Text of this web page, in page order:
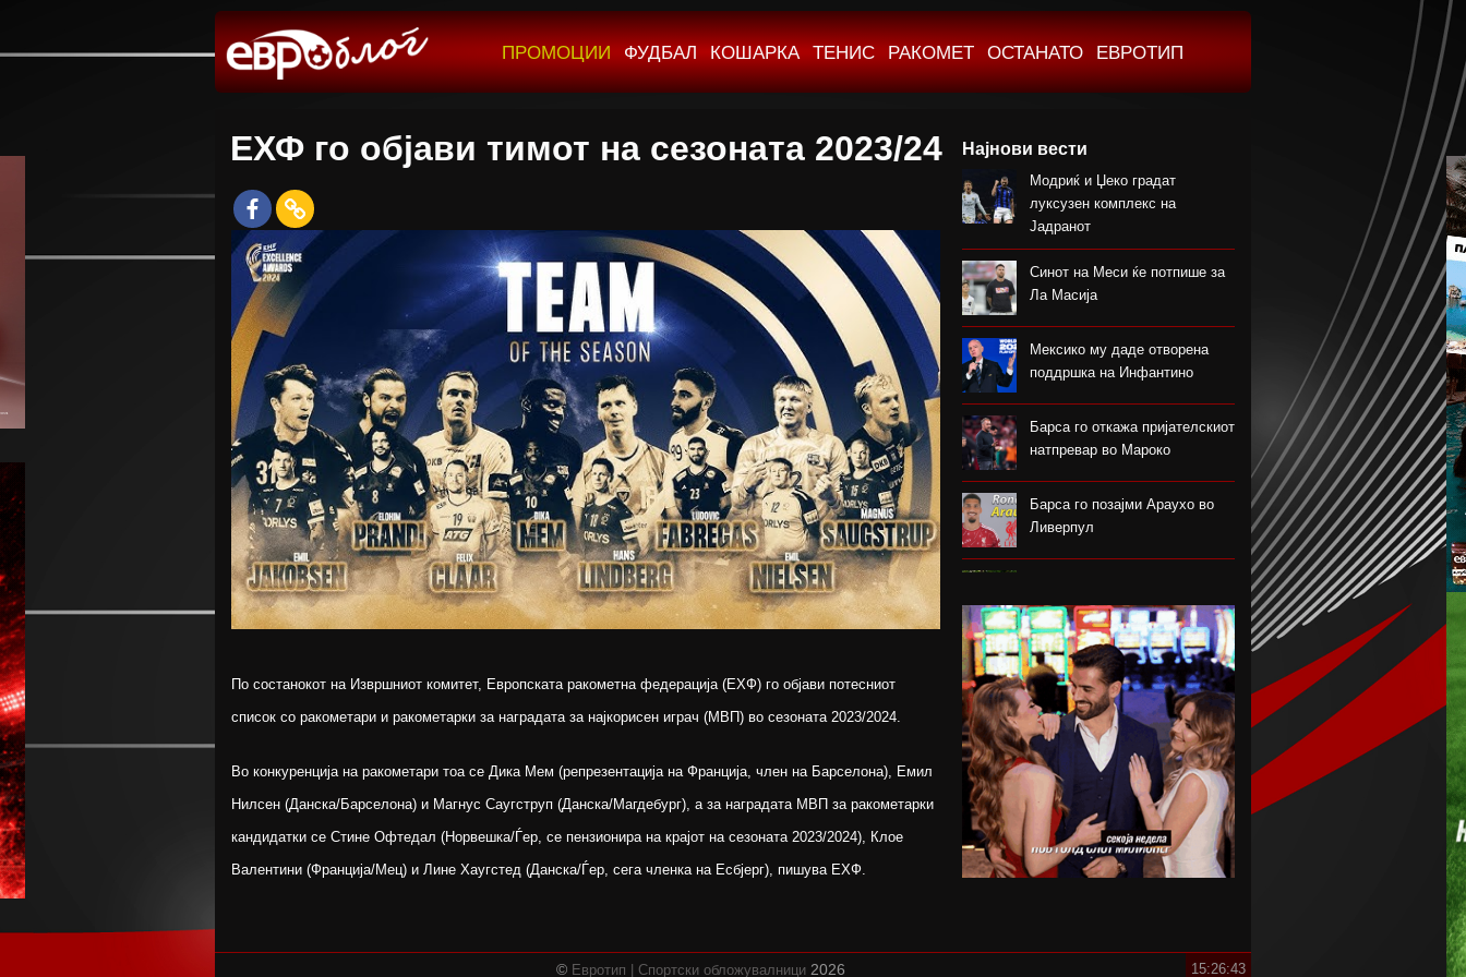
ПРОМОЦИИ ФУДБАЛ КОШАРКА ТЕНИС РАКОМЕТ ОСТАНАТО ЕВРОТИП
ЕХФ го објави тимот на сезоната 2023/24
По состанокот на Извршниот комитет, Европската ракометна федерација (ЕХФ) го објави потесниот
список со ракометари и ракометарки за наградата за најкорисен играч (МВП) во сезоната 2023/2024.
Во конкуренција на ракометари тоа се Дика Мем (репрезентација на Франција, член на Барселона), Емил
Нилсен (Данска/Барселона) и Магнус Саугструп (Данска/Магдебург), а за наградата МВП за ракометарки
кандидатки се Стине Офтедал (Норвешка/Ѓер, се пензионира на крајот на сезоната 2023/2024), Клое
Валентини (Франција/Мец) и Лине Хаугстед (Данска/Ѓер, сега членка на Есбјерг), пишува ЕХФ.
Најнови вести
Модриќ и Џеко градат
луксузен комплекс на
Јадранот
Синот на Меси ќе потпише за
Ла Масија
Мексико му даде отворена
поддршка на Инфантино
Барса го откажа пријателскиот
натпревар во Мароко
Барса го позајми Араухо во
Ливерпул
век се врати во Монтреал
ФК Пелистер со заштитен
бренд по 81 година постоење !
Артета: Мојот Арсенал учи од
грешките
Лука Зидан се раздели со
Гранада
Струшкиот турнир спремен за
15:26:44
© Евротип | Спортски обложувалници2026